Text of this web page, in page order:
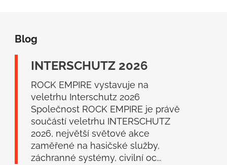
Blog
INTERSCHUTZ 2026
ROCK EMPIRE vystavuje na
veletrhu Interschutz 2026
Společnost ROCK EMPIRE je právě
součástí veletrhu INTERSCHUTZ
2026, největší světové akce
zaměřené na hasičské služby,
záchranné systémy, civilní oc...